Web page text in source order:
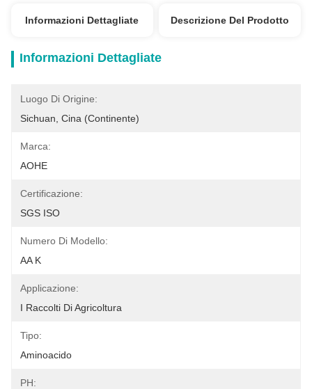
Informazioni Dettagliate Descrizione Del Prodotto
Informazioni Dettagliate
Luogo Di Origine:
Sichuan, Cina (continente)
Marca:
AOHE
Certificazione:
SGS ISO
Numero Di Modello:
AA K
Applicazione:
I Raccolti Di Agricoltura
Tipo:
Aminoacido
PH: